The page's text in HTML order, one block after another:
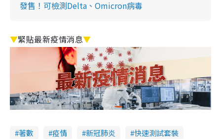
發售！可檢測Delta、Omicron病毒
▼緊貼最新疫情消息▼
著數 疫情 新冠肺炎
快速測試套裝